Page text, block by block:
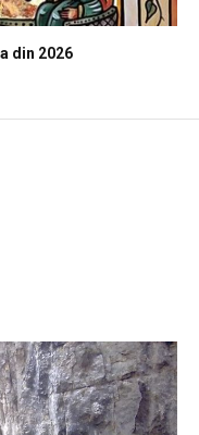
din 2026